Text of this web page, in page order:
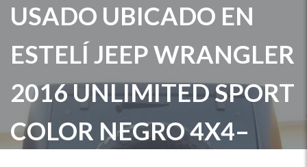
USADO UBICADO EN
ESTELÍ JEEP WRANGLER
2016 UNLIMITED SPORT
COLOR NEGRO 4X4–